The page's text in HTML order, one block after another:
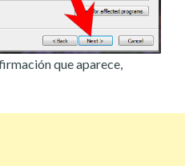
que aparece,